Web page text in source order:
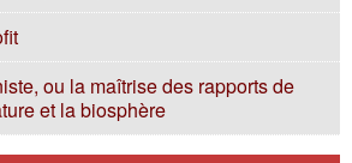
ou la maîtrise des rapports de
et la biosphère